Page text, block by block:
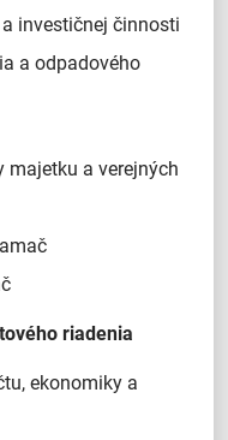
investičnej činnosti
a odpadového
majetku a verejných
riadenia
ekonomiky a